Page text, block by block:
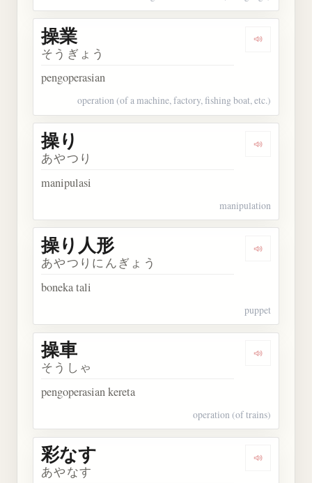
Dengarkan
操業
そうぎょう
pengoperasian
operation (of a machine, factory, fishing boat, etc.)
Dengarkan
操り
あやつり
manipulasi
manipulation
Dengarkan
操り人形
あやつりにんぎょう
boneka tali
puppet
Dengarkan
操車
そうしゃ
pengoperasian kereta
operation (of trains)
Dengarkan
彩なす
あやなす